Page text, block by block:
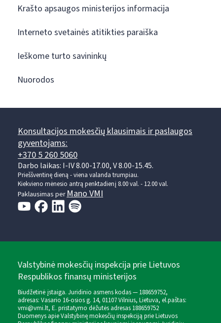
Krašto apsaugos ministerijos informacija
Interneto svetainės atitikties paraiška
Ieškome turto savininkų
Nuorodos
Konsultacijos mokesčių klausimais ir paslaugos
gyventojams:
+370 5 260 5060
Darbo laikas: I-IV 8.00-17.00, V 8.00-15.45.
Prieššventinę dieną - viena valanda trumpiau.
Kiekvieno mėnesio antrą penktadienį 8.00 val. - 12.00 val.
Paklausimas perMano VMI
Valstybinė mokesčių inspekcija prie Lietuvos
Respublikos finansų ministerijos
Biudžetinė įstaiga. Juridinio asmens kodas — 188659752,
adresas: Vasario 16-osios g. 14, 01107 Vilnius, Lietuva, el.paštas:
vmi@vmi.lt, E. pristatymo dėžutės adresas 188659752
Duomenys apie Valstybinę mokesčių inspekciją prie Lietuvos